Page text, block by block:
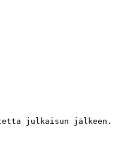
julkaisun jälkeen.